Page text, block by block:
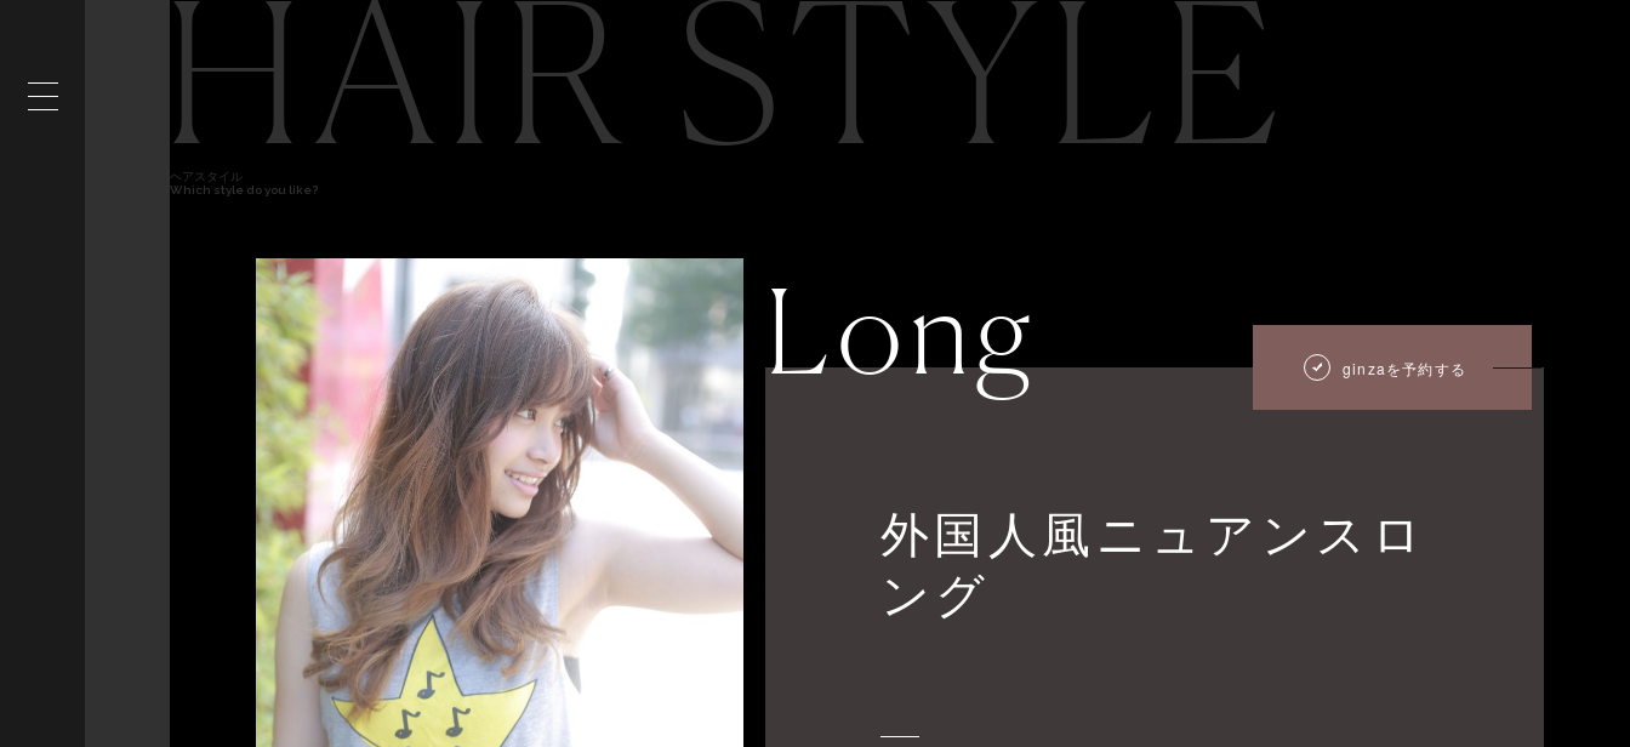
HAIR STYLE
ヘアスタイル
Which style do you like?
Long ginzaを予約する
外国人風ニュアンスロ
ング